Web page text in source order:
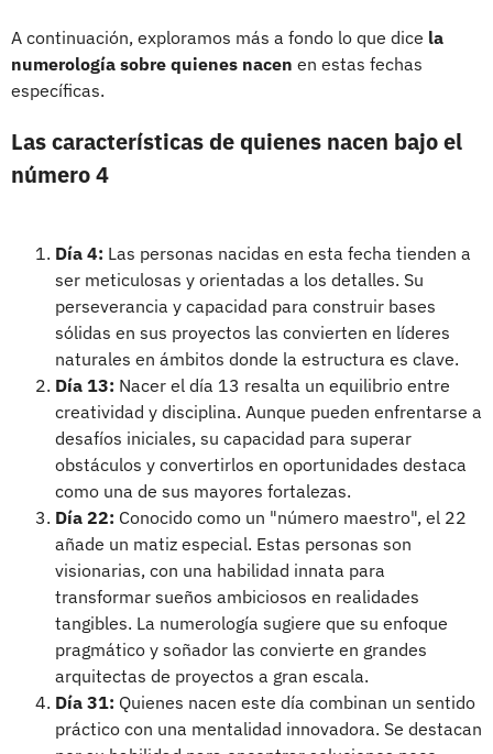
A continuación, exploramos más a fondo lo que dice la
numerología sobre quienes nacen en estas fechas
específicas.
Las características de quienes nacen bajo el
número 4
Día 4: Las personas nacidas en esta fecha tienden a
ser meticulosas y orientadas a los detalles. Su
perseverancia y capacidad para construir bases
sólidas en sus proyectos las convierten en líderes
naturales en ámbitos donde la estructura es clave.
Día 13: Nacer el día 13 resalta un equilibrio entre
creatividad y disciplina. Aunque pueden enfrentarse a
desafíos iniciales, su capacidad para superar
obstáculos y convertirlos en oportunidades destaca
como una de sus mayores fortalezas.
Día 22: Conocido como un "número maestro", el 22
añade un matiz especial. Estas personas son
visionarias, con una habilidad innata para
transformar sueños ambiciosos en realidades
tangibles. La numerología sugiere que su enfoque
pragmático y soñador las convierte en grandes
arquitectas de proyectos a gran escala.
Día 31: Quienes nacen este día combinan un sentido
práctico con una mentalidad innovadora. Se destacan